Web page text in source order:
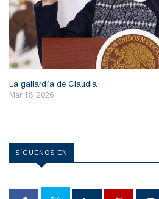
La gallardía de Claudia
Mar 18, 2026
SÍGUENOS EN